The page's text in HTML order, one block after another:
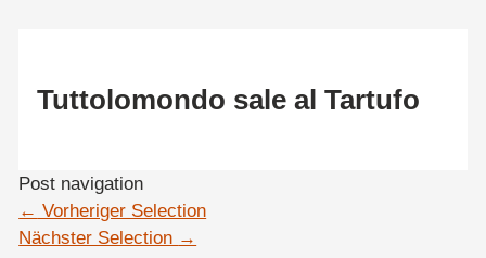
Tuttolomondo sale al Tartufo
Post navigation
← Vorheriger Selection
Nächster Selection →